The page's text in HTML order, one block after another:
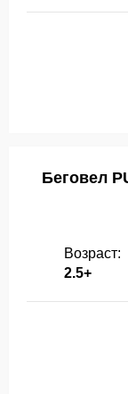
Беговел
Возраст:
2.5+